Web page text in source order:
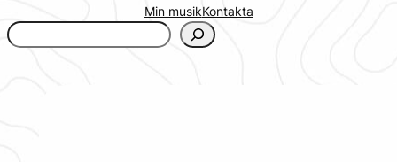
Min musikKontakta
www.urbanfjellstrom.se/jamforelselistan/